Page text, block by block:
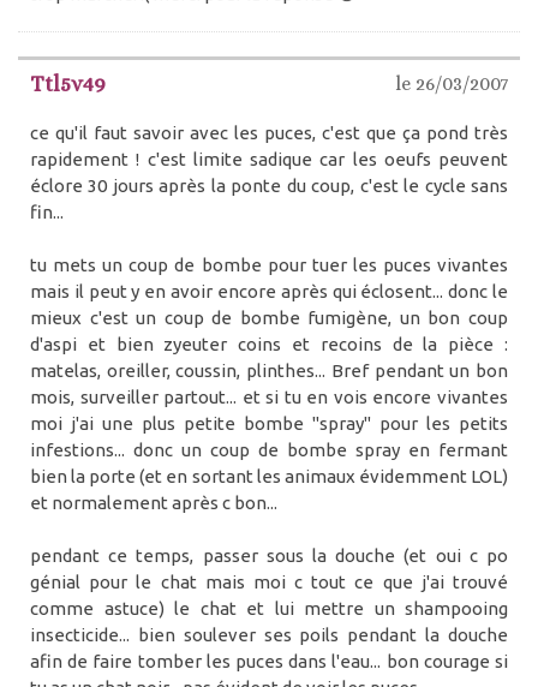
Ttl5v49 le 26/03/2007
ce qu'il faut savoir avec les puces, c'est que ça pond très
rapidement ! c'est limite sadique car les oeufs peuvent
éclore 30 jours après la ponte du coup, c'est le cycle sans
fin...
tu mets un coup de bombe pour tuer les puces vivantes
mais il peut y en avoir encore après qui éclosent... donc le
mieux c'est un coup de bombe fumigène, un bon coup
d'aspi et bien zyeuter coins et recoins de la pièce :
matelas, oreiller, coussin, plinthes... Bref pendant un bon
mois, surveiller partout... et si tu en vois encore vivantes
moi j'ai une plus petite bombe "spray" pour les petits
infestions... donc un coup de bombe spray en fermant
bien la porte (et en sortant les animaux évidemment LOL)
et normalement après c bon...
pendant ce temps, passer sous la douche (et oui c po
génial pour le chat mais moi c tout ce que j'ai trouvé
comme astuce) le chat et lui mettre un shampooing
insecticide... bien soulever ses poils pendant la douche
afin de faire tomber les puces dans l'eau... bon courage si